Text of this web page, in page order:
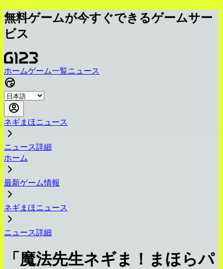
無料ゲームが今すぐできるゲームサー
ビス
ホームゲーム一覧ニュース
ネギまほニュース
ニュース詳細
ホーム
最新ゲーム情報
ネギまほニュース
ニュース詳細
「魔法先生ネギま！まほらパ